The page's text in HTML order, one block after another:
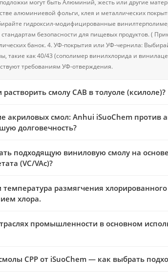
могут быть Алюминий, жесть или другие
алюминиевой фольги, клея и металлических
гидроксил-модифицированные
стандартам безопасности для пищевых продуктов. (
банок. 4. УФ-покрытия или УФ-чернила:
такие как 40/43 (сополимер винилхлорида и
требованиям УФ-отверждения.
смолу CAB в толуоле (ксилоле)?
акриловых смол: Anhui iSuoChem против
долговечность?
подходящую виниловую смолу на
(VC/VAc)?
температура размягчения
хлора.
промышленности в основном
CPP от iSuoChem — как выбрать